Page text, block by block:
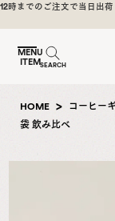
MENU
ITEMSEARCH
煎
日
本
一
奈
良
ス
6480円（税込）以上のお
HOME コーヒー
袋 飲み比べ